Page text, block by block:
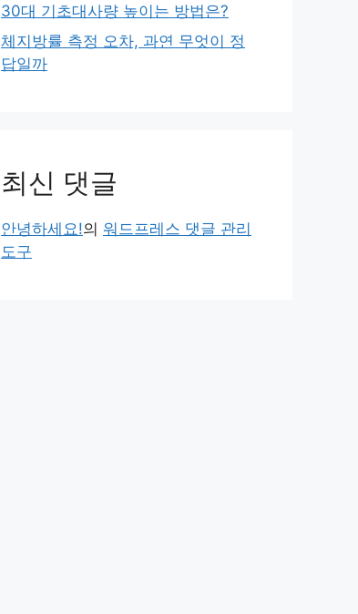
30대 기초대사량 높이는 방법은?
체지방률 측정 오차, 과연 무엇이 정
답일까
최신 댓글
안녕하세요!의 워드프레스 댓글 관리
도구